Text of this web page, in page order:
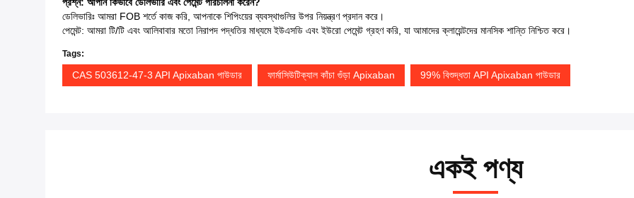
ডেলিভারিঃ আমরা FOB শর্তে কাজ করি, আপনাকে শিপিংয়ের ব্যবস্থাগুলির উপর নিয়ন্ত্রণ প্রদান করে।
পেমেন্ট: আমরা টি/টি এবং আলিবাবার মতো নিরাপদ পদ্ধতির মাধ্যমে ইউএসডি এবং ইউরো পেমেন্ট গ্রহণ করি, যা আমাদের ক্লায়েন্টদের মানসিক শান্তি নিশ্চিত করে।
Tags:
CAS 503612-47-3 API Apixaban পাউডার ফার্মাসিউটিক্যাল কাঁচা গুঁড়া Apixaban 99% বিশুদ্ধতা API Apixaban পাউডার
একই পণ্য